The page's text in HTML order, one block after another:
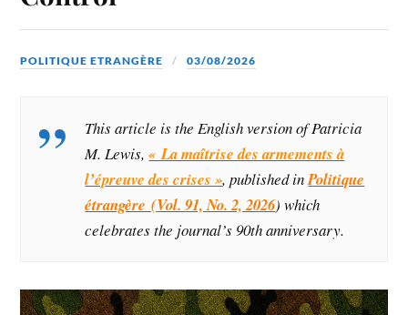
POLITIQUE ETRANGÈRE 03/08/2026
This article is the English versionof Patricia
M. Lewis,« La maîtrise des armements à
l’épreuve des crises », published inPolitique
étrangère (Vol. 91, No. 2, 2026) which
celebrates the journal’s 90th anniversary.